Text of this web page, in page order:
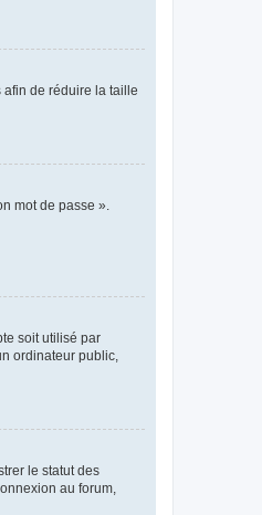
de réduire la taille
mot de passe ».
soit utilisé par
ordinateur public,
le statut des
au forum,